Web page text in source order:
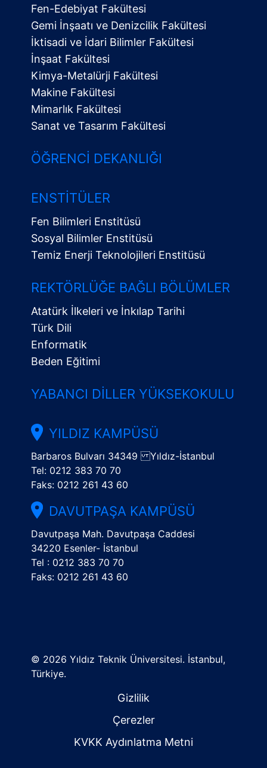
Menü
Fen-Edebiyat Fakültesi
Gemi İnşaatı ve Denizcilik Fakültesi
İktisadi ve İdari Bilimler Fakültesi
İnşaat Fakültesi
Kimya-Metalürji Fakültesi
Makine Fakültesi
Mimarlık Fakültesi
Sanat ve Tasarım Fakültesi
ÖĞRENCI DEKANLIĞI
ENSTITÜLER
Fen Bilimleri Enstitüsü
Sosyal Bilimler Enstitüsü
Temiz Enerji Teknolojileri Enstitüsü
REKTÖRLÜĞE BAĞLI BÖLÜMLER
Atatürk İlkeleri ve İnkılap Tarihi
Türk Dili
Enformatik
Beden Eğitimi
YABANCI DILLER YÜKSEKOKULU
YILDIZ KAMPÜSÜ
Barbaros Bulvarı 34349 Yıldız-İstanbul
Tel: 0212 383 70 70
Faks: 0212 261 43 60
DAVUTPAŞA KAMPÜSÜ
Davutpaşa Mah. Davutpaşa Caddesi
34220 Esenler- İstanbul
Tel : 0212 383 70 70
Faks: 0212 261 43 60
© 2026 Yıldız Teknik Üniversitesi. İstanbul,
Türkiye.
Gizlilik
Çerezler
KVKK Aydınlatma Metni